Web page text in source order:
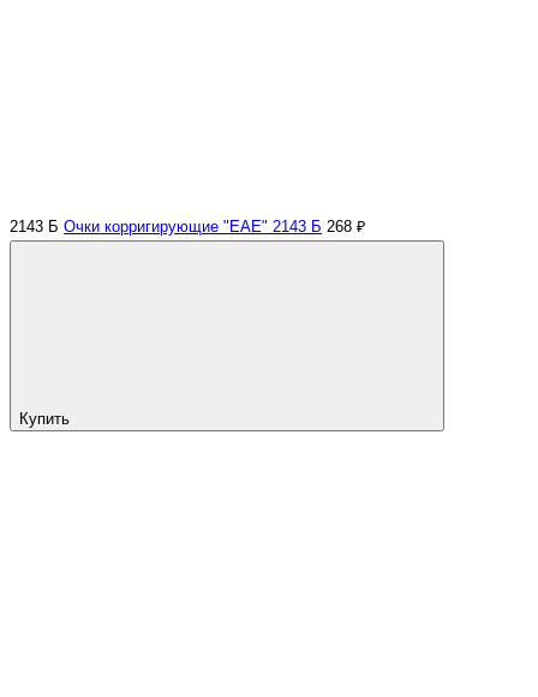
2143 Б Очки корригирующие "EAE" 2143 Б 268 ₽
Купить